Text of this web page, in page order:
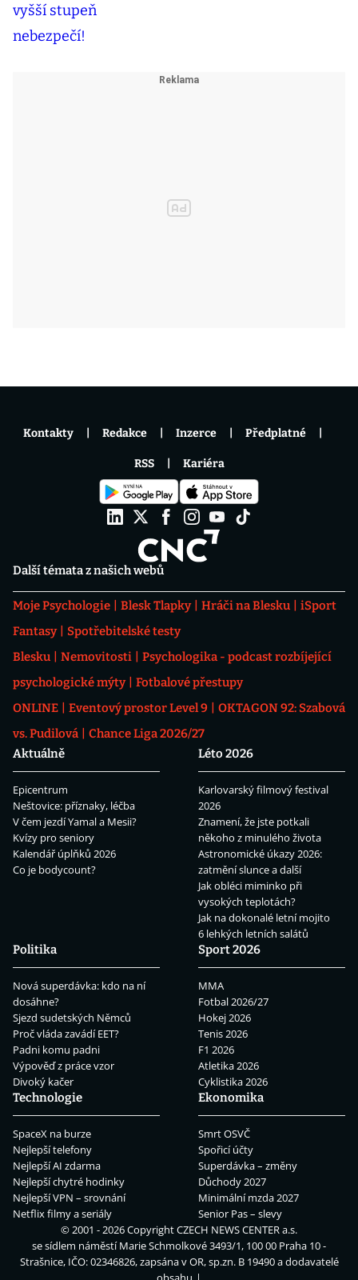
Další témata z našich webů
Moje Psychologie Blesk Tlapky Hráči na Blesku
iSport
Fantasy
Spotřebitelské testy
Blesku
Nemovitosti
Psychologika - podcast rozbíjející
psychologické mýty
Fotbalové přestupy
ONLINE
Eventový prostor Level 9
OKTAGON 92: Szabová
vs. Pudilová
Chance Liga 2026/27
Aktuálně
Epicentrum
Neštovice: příznaky, léčba
V čem jezdí Yamal a Mesii?
Kvízy pro seniory
Kalendář úplňků 2026
Co je bodycount?
Léto 2026
Karlovarský filmový festival
2026
Znamení, že jste potkali
někoho z minulého života
Astronomické úkazy 2026:
zatmění slunce a další
Jak obléci miminko při
vysokých teplotách?
Jak na dokonalé letní mojito
6 lehkých letních salátů
Politika
Nová superdávka: kdo na ní
dosáhne?
Sjezd sudetských Němců
Proč vláda zavádí EET?
Padni komu padni
Výpověď z práce vzor
Divoký kačer
Sport 2026
MMA
Fotbal 2026/27
Hokej 2026
Tenis 2026
F1 2026
Atletika 2026
Cyklistika 2026
Technologie
SpaceX na burze
Nejlepší telefony
Nejlepší AI zdarma
Nejlepší chytré hodinky
Nejlepší VPN – srovnání
Netflix filmy a seriály
Ekonomika
Smrt OSVČ
Spořicí účty
Superdávka – změny
Důchody 2027
Minimální mzda 2027
Senior Pas – slevy
Kontakty Redakce Inzerce Předplatné
RSS Kariéra
© 2001 - 2026 CopyrightCZECH NEWS CENTER a.s.
se sídlem náměstí Marie Schmolkové 3493/1, 100 00 Praha 10 -
Strašnice, IČO: 02346826, zapsána v OR, sp.zn. B 19490 a dodavatelé